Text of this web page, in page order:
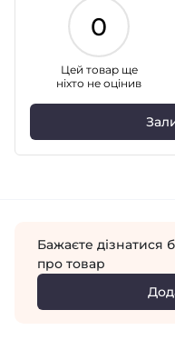
0
Цей товар ще
ніхто не оцінив
Бажаєте дізнатися
про товар